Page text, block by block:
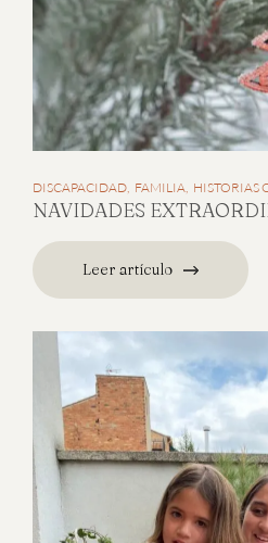
DISCAPACIDAD FAMILIA HISTORIAS
NAVIDADES
Leer artículo